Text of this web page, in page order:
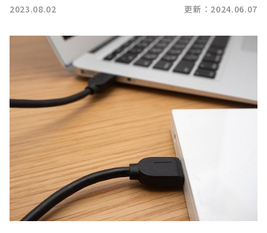
2023.08.02 更新：2024.06.07